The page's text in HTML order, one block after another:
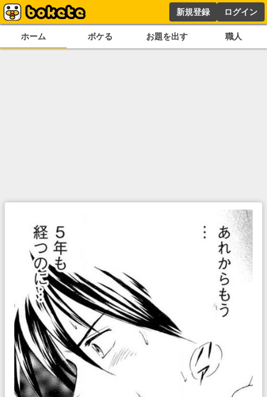
新規登録 ログイン
ホーム ボケる お題を出す 職人